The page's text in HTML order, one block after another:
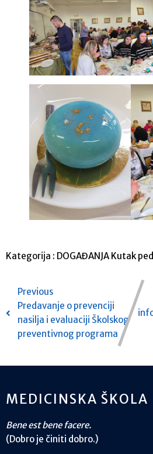
Kategorija : DOGAĐANJA Kutak
Previous
Predavanje o prevenciji
nasilja i evaluaciji Školskog
preventivnog programa
MEDICINSKA ŠKOLA
Bene est bene facere.
(Dobro je činiti dobro.)